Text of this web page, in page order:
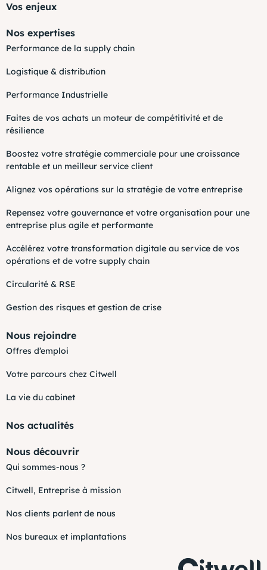
Vos enjeux
Nos expertises
Performance de la supply chain
Logistique & distribution
Performance Industrielle
Faites de vos achats un moteur de compétitivité et de
résilience
Boostez votre stratégie commerciale pour une croissance
rentable et un meilleur service client
Alignez vos opérations sur la stratégie de votre entreprise
Repensez votre gouvernance et votre organisation pour une
entreprise plus agile et performante
Accélérez votre transformation digitale au service de vos
opérations et de votre supply chain
Circularité & RSE
Gestion des risques et gestion de crise
Nous rejoindre
Offres d’emploi
Votre parcours chez Citwell
La vie du cabinet
Nos actualités
Nous découvrir
Qui sommes-nous ?
Citwell, Entreprise à mission
Nos clients parlent de nous
Nos bureaux et implantations